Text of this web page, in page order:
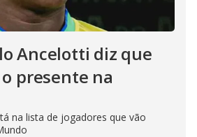
Ancelotti diz que
presente na
na lista de jogadores que vão